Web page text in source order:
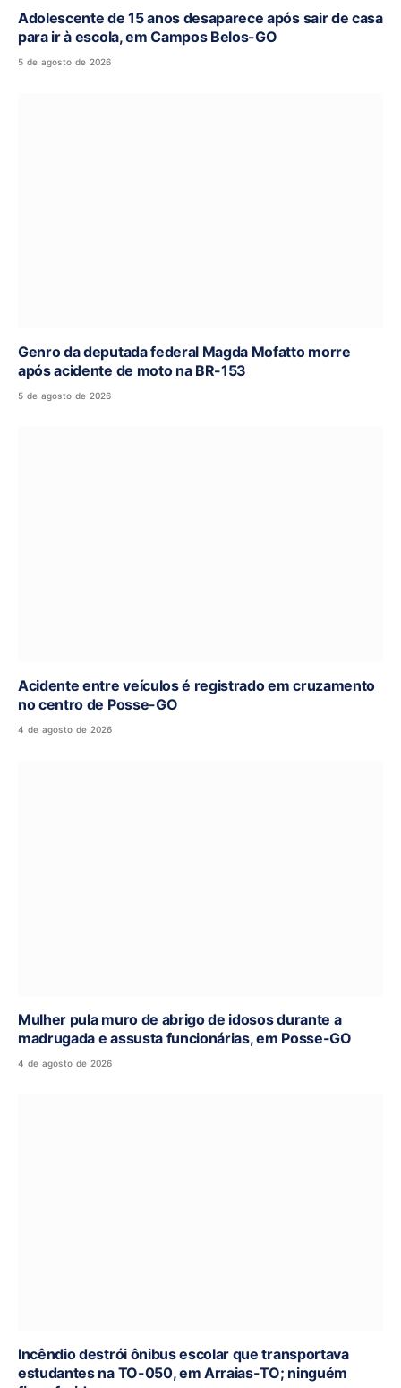
Adolescente de 15 anos desaparece após sair de casa
para ir à escola, em Campos Belos-GO
5 de agosto de 2026
Genro da deputada federal Magda Mofatto morre
após acidente de moto na BR-153
5 de agosto de 2026
Acidente entre veículos é registrado em cruzamento
no centro de Posse-GO
4 de agosto de 2026
Mulher pula muro de abrigo de idosos durante a
madrugada e assusta funcionárias, em Posse-GO
4 de agosto de 2026
Incêndio destrói ônibus escolar que transportava
estudantes na TO-050, em Arraias-TO; ninguém